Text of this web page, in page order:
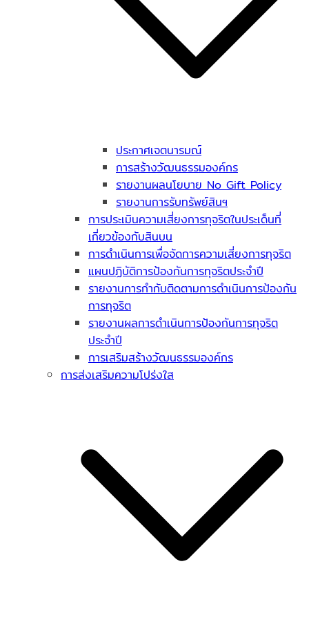
ประกาศเจตนารมณ์
การสร้างวัฒนธรรมองค์กร
รายงานผลนโยบาย No Gift Policy
รายงานการรับทรัพย์สินฯ
การประเมินความเสี่ยงการทุจริตในประเด็นที่
เกี่ยวข้องกับสินบน
การดำเนินการเพื่อจัดการความเสี่ยงการทุจริต
แผนปฏิบัติการป้องกันการทุจริตประจำปี
รายงานการกำกับติดตามการดำเนินการป้องกัน
การทุจริต
รายงานผลการดำเนินการป้องกันการทุจริต
ประจำปี
การเสริมสร้างวัฒนธรรมองค์กร
การส่งเสริมความโปร่งใส